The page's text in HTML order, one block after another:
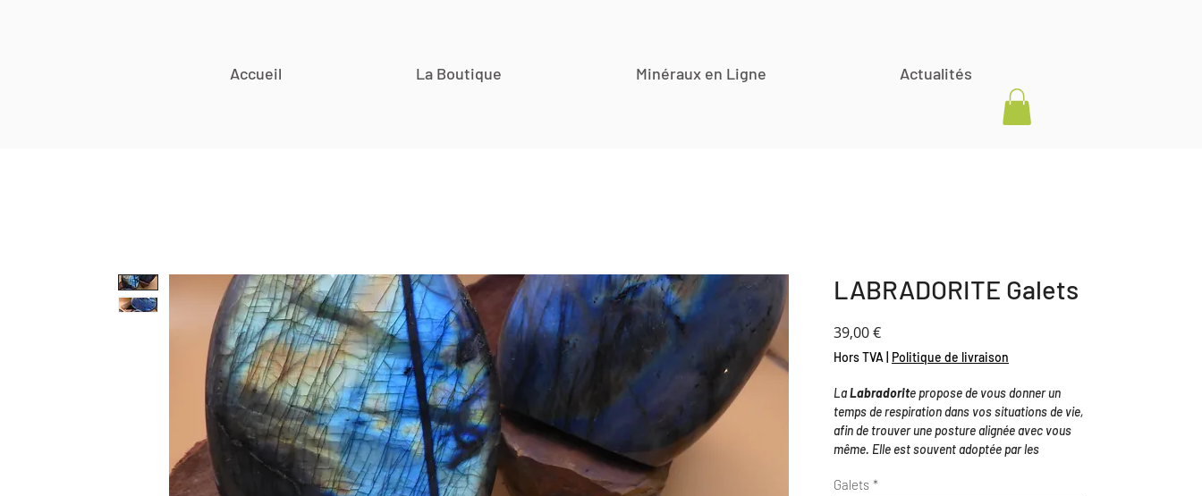
Accueil La Boutique Minéraux en Ligne Actualités
LABRADORITE Galets
39,00 €Prix
Hors TVA Politique de livraison
LaLabradorite propose de vous donner un
temps de respiration dans vos situations de vie,
afin de trouver une posture alignée avec vous
même. Elle est souvent adoptée par les
d'accompagnement de l'autre, dans le but de
Galets *